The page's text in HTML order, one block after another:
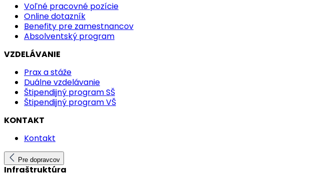
Voľné pracovné pozície
Online dotazník
Benefity pre zamestnancov
Absolventský program
VZDELÁVANIE
Prax a stáže
Duálne vzdelávanie
Štipendijný program SŠ
Štipendijný program VŠ
KONTAKT
Kontakt
Pre dopravcov
Infraštruktúra